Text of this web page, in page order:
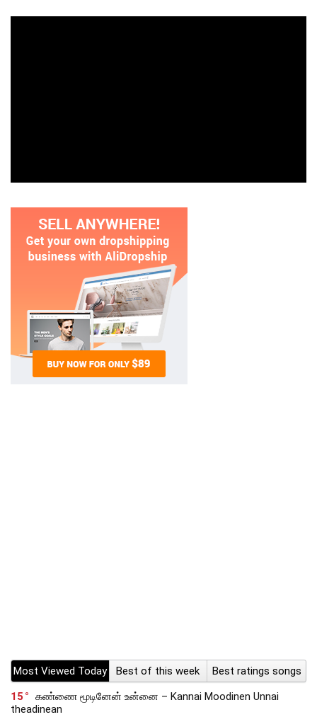
Most Viewed Today Best of this week
Best ratings songs
15
கண்ணை மூடினேன் உன்னை – Kannai Moodinen Unnai
theadinean